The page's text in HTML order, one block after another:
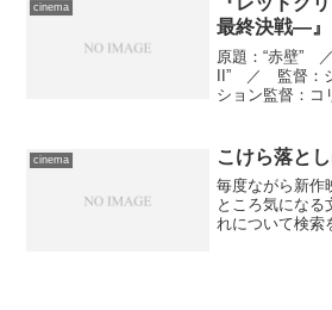
cinema
最終決戦―』
原題：“赤壁”
II” ／ 監督：
ション監督：
ー・ジェン、
cinema こけら落と
毎度ながら新作
ところ気になる
れについて検索